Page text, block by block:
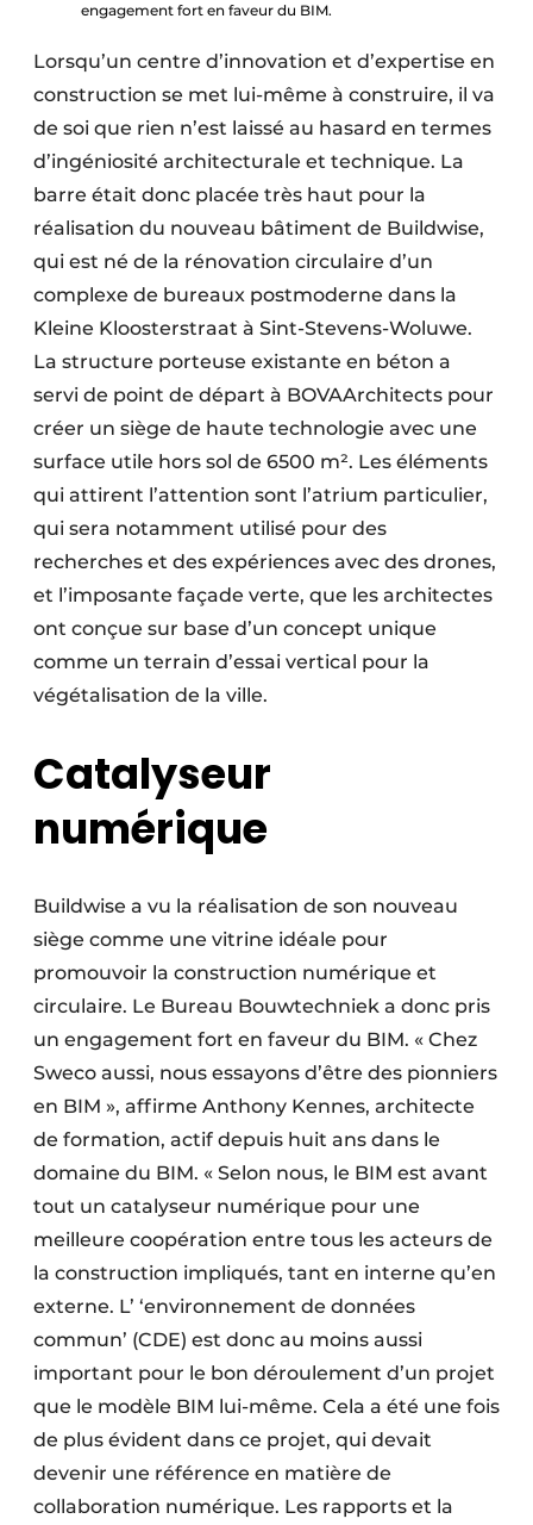
engagement fort en faveur du BIM.
Lorsqu’un centre d’innovation et d’expertise en
construction se met lui-même à construire, il va
de soi que rien n’est laissé au hasard en termes
d’ingéniosité architecturale et technique. La
barre était donc placée très haut pour la
réalisation du nouveau bâtiment de Buildwise,
qui est né de la rénovation circulaire d’un
complexe de bureaux postmoderne dans la
Kleine Kloosterstraat à Sint-Stevens-Woluwe.
La structure porteuse existante en béton a
servi de point de départ à BOVAArchitects pour
créer un siège de haute technologie avec une
surface utile hors sol de 6500 m². Les éléments
qui attirent l’attention sont l’atrium particulier,
qui sera notamment utilisé pour des
recherches et des expériences avec des drones,
et l’imposante façade verte, que les architectes
ont conçue sur base d’un concept unique
comme un terrain d’essai vertical pour la
végétalisation de la ville.
Catalyseur
numérique
Buildwise a vu la réalisation de son nouveau
siège comme une vitrine idéale pour
promouvoir la construction numérique et
circulaire. Le Bureau Bouwtechniek a donc pris
un engagement fort en faveur du BIM. « Chez
Sweco aussi, nous essayons d’être des pionniers
en BIM », affirme Anthony Kennes, architecte
de formation, actif depuis huit ans dans le
domaine du BIM. « Selon nous, le BIM est avant
tout un catalyseur numérique pour une
meilleure coopération entre tous les acteurs de
la construction impliqués, tant en interne qu’en
externe. L’ ‘environnement de données
commun’ (CDE) est donc au moins aussi
important pour le bon déroulement d’un projet
que le modèle BIM lui-même. Cela a été une fois
de plus évident dans ce projet, qui devait
devenir une référence en matière de
collaboration numérique. Les rapports et la